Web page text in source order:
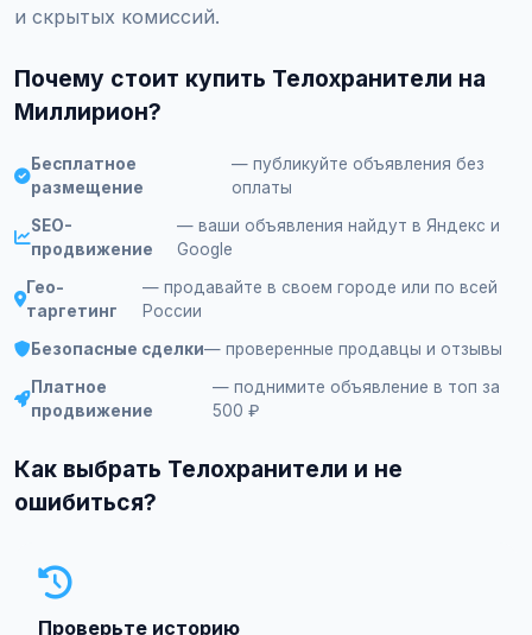
и скрытых комиссий.
Почему стоит купить Телохранители на
Миллирион?
Бесплатное
размещение
— публикуйте объявления без
оплаты
SEO-
продвижение
— ваши объявления найдут в Яндекс и
Google
Гео-
таргетинг
— продавайте в своем городе или по всей
России
Безопасные сделки— проверенные продавцы и отзывы
Платное
продвижение
— поднимите объявление в топ за
500 ₽
Как выбрать Телохранители и не
ошибиться?
Проверьте историю